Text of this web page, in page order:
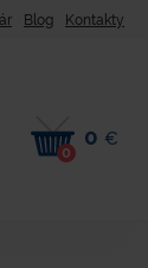
Blog Kontakty
0
0 €